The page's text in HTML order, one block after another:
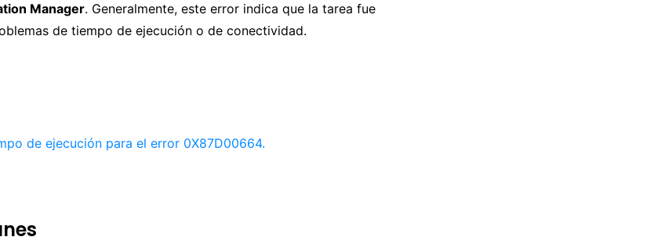
Manager. Generalmente, este error indica que la tarea fue
de tiempo de ejecución o de conectividad.
de ejecución para el error 0X87D00664.